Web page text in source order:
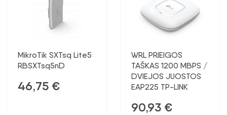
MikroTik SXTsq Lite5
RBSXTsq5nD
46,75 €
WRL PRIEIGOS
TAŠKAS 1200 MBPS /
DVIEJOS JUOSTOS
EAP225 TP-LINK
90,93 €